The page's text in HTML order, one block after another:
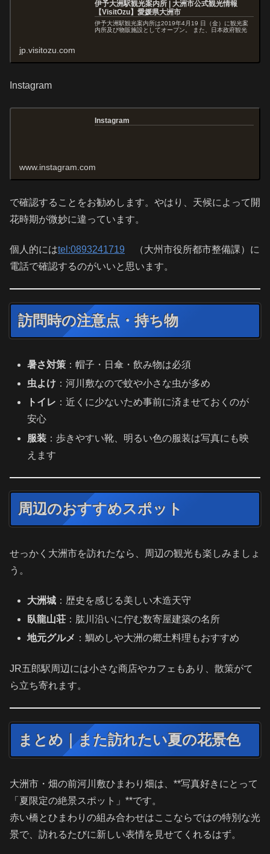
伊予大洲駅観光案内所 | 大洲市公式観光情報
【VisitOzu】愛媛県大洲市
伊予大洲駅観光案内所は2019年4月19 日（金）に観光案
内所及び物販施設としてオープン。 また、日本政府観光
jp.visitozu.com
Instagram
Instagram
www.instagram.com
で確認することをお勧めします。やはり、天候によって開
花時期が微妙に違っています。
個人的にはtel:0893241719 （大州市役所都市整備課）に
電話で確認するのがいいと思います。
訪問時の注意点・持ち物
暑さ対策 ：帽子・日傘・飲み物は必須
虫よけ ：河川敷なので蚊や小さな虫が多め
トイレ ：近くに少ないため事前に済ませておくのが
安心
服装 ：歩きやすい靴、明るい色の服装は写真にも映
えます
周辺のおすすめスポット
せっかく大洲市を訪れたなら、周辺の観光も楽しみましょ
う。
大洲城 ：歴史を感じる美しい木造天守
臥龍山荘 ：肱川沿いに佇む数寄屋建築の名所
地元グルメ ：鯛めしや大洲の郷土料理もおすすめ
JR五郎駅周辺には小さな商店やカフェもあり、散策がて
ら立ち寄れます。
まとめ｜また訪れたい夏の花景色
大洲市・畑の前河川敷ひまわり畑は、**写真好きにとって
「夏限定の絶景スポット」**です。
赤い橋とひまわりの組み合わせはここならではの特別な光
景で、訪れるたびに新しい表情を見せてくれるはず。